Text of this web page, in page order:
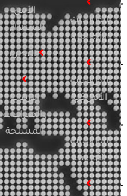
الدراسات
الأفريقية
الدراسات
الأمريكية
الدراسات
الأوروبية
الأمن
السيبراني
التطرف
الإرهاب
والصراعات
المسلحة